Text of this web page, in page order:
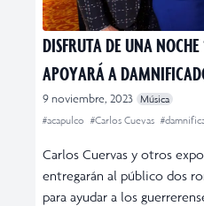
DISFRUTA DE UNA
APOYARÁ A
9 noviembre, 2023 Música
#acapulco #Carlos Cuevas
Carlos Cuervas y otros
entregarán al público dos
para ayudar a los